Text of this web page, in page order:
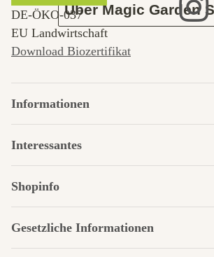
Über Magic Garden
DE‑ÖKO‑037
EU Landwirtschaft
Download Biozertifikat
Informationen
Interessantes
Shopinfo
Gesetzliche Informationen